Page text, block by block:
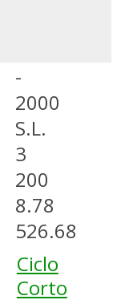
-
2000
S.L.
3
200
8.78
526.68
Ciclo
Corto